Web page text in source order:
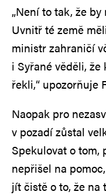
„Není to tak, že
Uvnitř té země
ministr zahraničí
i Syřané věděli,
řekli,“ upozorňuje
Naopak pro
v pozadí zůstal
Spekulovat o
nepřišel na
jít čistě o to, že na